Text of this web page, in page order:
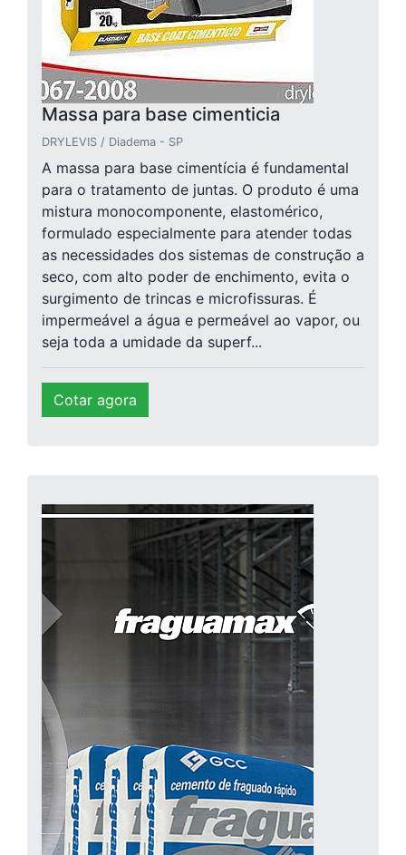
Massa para base cimenticia
DRYLEVIS / Diadema - SP
A massa para base cimentícia é fundamental
para o tratamento de juntas. O produto é uma
mistura monocomponente, elastomérico,
formulado especialmente para atender todas
as necessidades dos sistemas de construção a
seco, com alto poder de enchimento, evita o
surgimento de trincas e microfissuras. É
impermeável a água e permeável ao vapor, ou
seja toda a umidade da superf...
Cotar agora